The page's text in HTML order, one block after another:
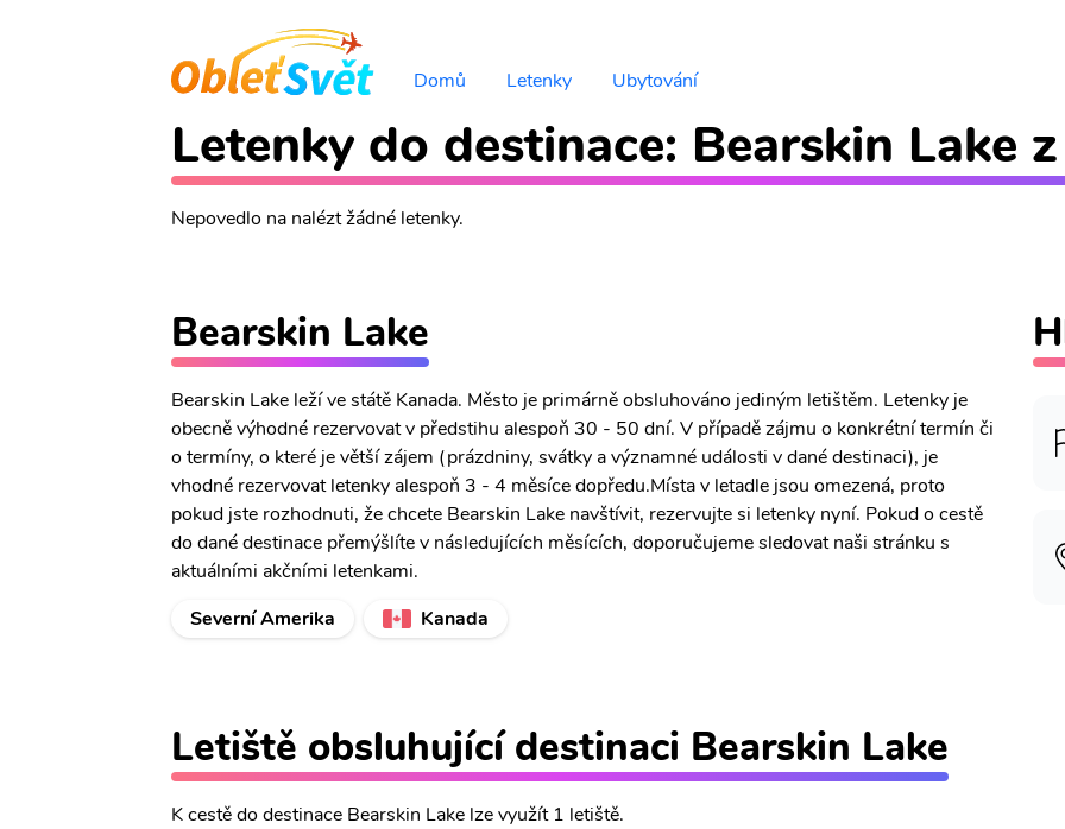
Domů Letenky Ubytování
Letenky do destinace: Bearskin Lake
Nepovedlo na nalézt žádné letenky.
Bearskin Lake
Bearskin Lake leží ve státě Kanada. Město je primárně obsluhováno jediným letištěm. Letenky je
obecně výhodné rezervovat v předstihu alespoň 30 - 50 dní. V případě zájmu o konkrétní termín či
o termíny, o které je větší zájem (prázdniny, svátky a významné události v dané destinaci), je
vhodné rezervovat letenky alespoň 3 - 4 měsíce dopředu.Místa v letadle jsou omezená, proto
pokud jste rozhodnuti, že chcete Bearskin Lake navštívit, rezervujte si letenky nyní. Pokud o cestě
do dané destinace přemýšlíte v následujících měsících, doporučujeme sledovat naši stránku s
aktuálními akčními letenkami.
Severní Amerika
Kanada
Letiště obsluhující destinaci Bearskin Lake
K cestě do destinace Bearskin Lake lze využít 1 letiště.